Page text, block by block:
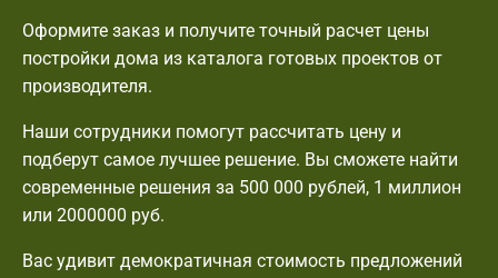
Оформите заказ и получите точный расчет цены
постройки дома из каталога готовых проектов от
производителя.
Наши сотрудники помогут рассчитать цену и
подберут самое лучшее решение. Вы сможете найти
современные решения за 500 000 рублей, 1 миллион
или 2000000 руб.
Вас удивит демократичная стоимость предложений